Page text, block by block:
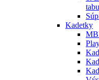
Kadetky